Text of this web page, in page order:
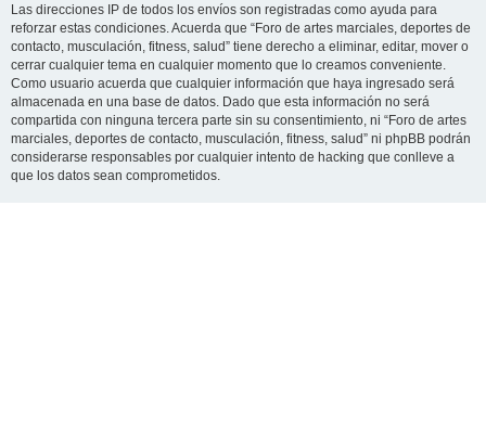
Las direcciones IP de todos los envíos son registradas como ayuda para
reforzar estas condiciones. Acuerda que “Foro de artes marciales, deportes de
contacto, musculación, fitness, salud” tiene derecho a eliminar, editar, mover o
cerrar cualquier tema en cualquier momento que lo creamos conveniente.
Como usuario acuerda que cualquier información que haya ingresado será
almacenada en una base de datos. Dado que esta información no será
compartida con ninguna tercera parte sin su consentimiento, ni “Foro de artes
marciales, deportes de contacto, musculación, fitness, salud” ni phpBB podrán
considerarse responsables por cualquier intento de hacking que conlleve a
que los datos sean comprometidos.